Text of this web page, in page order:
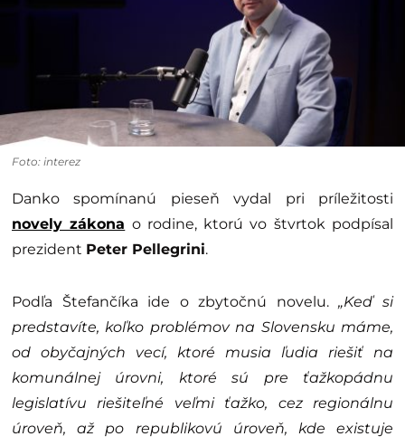
Foto: interez
Danko spomínanú pieseň vydal pri príležitosti
novely zákona o rodine, ktorú vo štvrtok podpísal
prezident Peter Pellegrini.
Podľa Štefančíka ide o zbytočnú novelu.„Keď si
predstavíte, koľko problémov na Slovensku máme,
od obyčajných vecí, ktoré musia ľudia riešiť na
komunálnej úrovni, ktoré sú pre ťažkopádnu
legislatívu riešiteľné veľmi ťažko, cez regionálnu
úroveň, až po republikovú úroveň, kde existuje